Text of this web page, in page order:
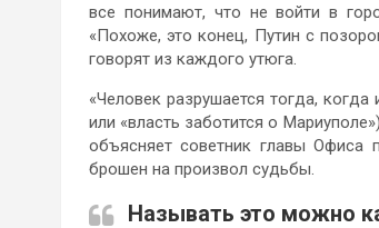
все понимают, что не войти в
«Похоже, это конец, Путин с
говорят из каждого утюга.
«Человек разрушается тогда,
или «власть заботится о
объясняет советник главы Офиса
брошен на произвол судьбы.
Называть это можно